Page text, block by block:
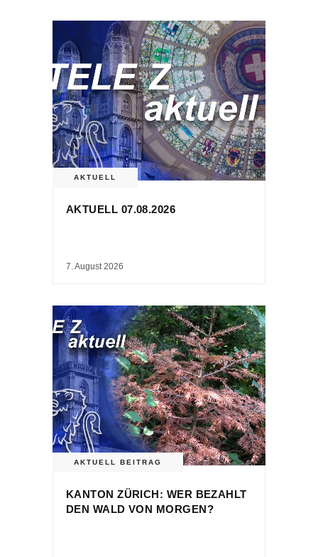
AKTUELL
AKTUELL 07.08.2026
7. August 2026
AKTUELL BEITRAG
KANTON ZÜRICH: WER BEZAHLT
DEN WALD VON MORGEN?